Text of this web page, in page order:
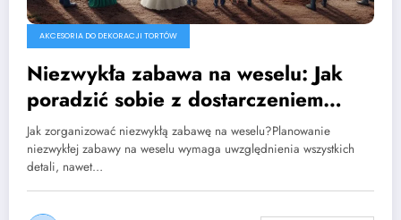
AKCESORIA DO DEKORACJI TORTÓW
Niezwykła zabawa na weselu: Jak
poradzić sobie z dostarczeniem
szamba betonowego 30m3?
Jak zorganizować niezwykłą zabawę na weselu?Planowanie
niezwykłej zabawy na weselu wymaga uwzględnienia wszystkich
detali, nawet…